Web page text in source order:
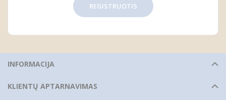
REGISTRUOTIS
INFORMACIJA
KLIENTŲ APTARNAVIMAS